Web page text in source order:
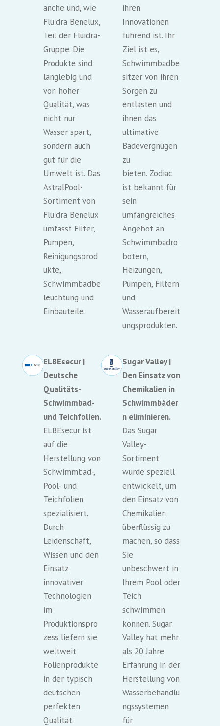
anche und, wie
Fluidra Benelux,
Teil der Fluidra-
Gruppe. Die
Produkte sind
langlebig und
von hoher
Qualität, was
nicht nur
Wasser spart,
sondern auch
gut für die
Umwelt ist. Das
AstralPool-
Sortiment von
Fluidra Benelux
umfasst Filter,
Pumpen,
Reinigungsprod
ukte,
Schwimmbadbe
leuchtung und
Einbauteile.
ihren
Innovationen
führend ist. Ihr
Ziel ist es,
Schwimmbadbe
sitzer von ihren
Sorgen zu
entlasten und
ihnen das
ultimative
Badevergnügen
zu
bieten. Zodiac
ist bekannt für
sein
umfangreiches
Angebot an
Schwimmbadro
botern,
Heizungen,
Pumpen, Filtern
und
Wasseraufbereit
ungsprodukten.
ELBEsecur |
Deutsche
Qualitäts-
Schwimmbad-
und Teichfolien.
ELBEsecur ist
auf die
Herstellung von
Schwimmbad-,
Pool- und
Teichfolien
spezialisiert.
Durch
Leidenschaft,
Wissen und den
Einsatz
innovativer
Technologien
im
Produktionspro
zess liefern sie
weltweit
Folienprodukte
in der typisch
deutschen
perfekten
Qualität.
Sugar Valley |
Den Einsatz von
Chemikalien in
Schwimmbäder
n eliminieren.
Das Sugar
Valley-
Sortiment
wurde speziell
entwickelt, um
den Einsatz von
Chemikalien
überflüssig zu
machen, so dass
Sie
unbeschwert in
Ihrem Pool oder
Teich
schwimmen
können. Sugar
Valley hat mehr
als 20 Jahre
Erfahrung in der
Herstellung von
Wasserbehandlu
ngssystemen
für